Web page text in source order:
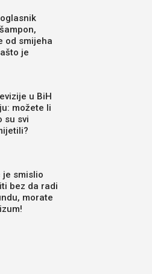
od smijeha
je
u BiH
možete li
su svi
je smislio
bez da radi
morate